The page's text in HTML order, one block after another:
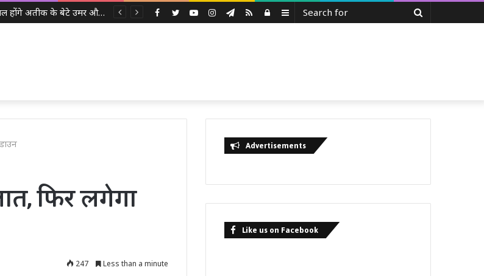
अबान के जनाजे में शामिल होंगे अतीक के बेटे उमर और अली, इलाहाबाद हाईकोर्ट ने दी पैरोल Sidebar
Log
RSS
Telegram
Instagram
YouTube
Twitter
Facebook
फिर लगेगा
247 Less than a minute
Advertisements
Like us on Facebook